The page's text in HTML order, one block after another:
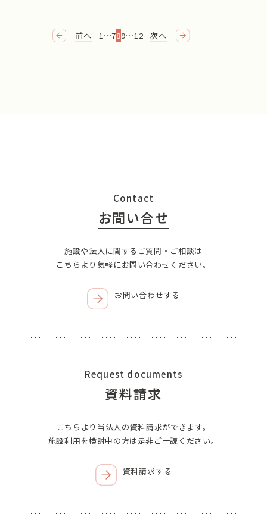
前へ 1…789…12 次へ
Contact
お問い合せ
施設や法人に関するご質問・ご相談は
こちらより気軽にお問い合わせください。
お問い合わせする
Request documents
資料請求
こちらより当法人の資料請求ができます。
施設利用を検討中の方は是非ご一読ください。
資料請求する